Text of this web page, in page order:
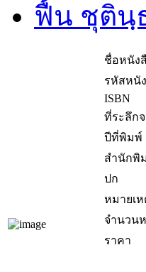
ฟื้น ชุตินฺ
ชื่อหนัง
รหัสหนั
ISBN
ที่ระลึก
ปีที่พิมพ์
สำนักพิ
ปก
หมายเ
จำนวน
ราคา